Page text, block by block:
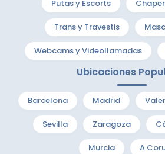
Putas y Escorts
Trans y Travestis
Webcams y Videollamadas
Ubicaciones
Barcelona Madrid
Sevilla Zaragoza
Murcia A